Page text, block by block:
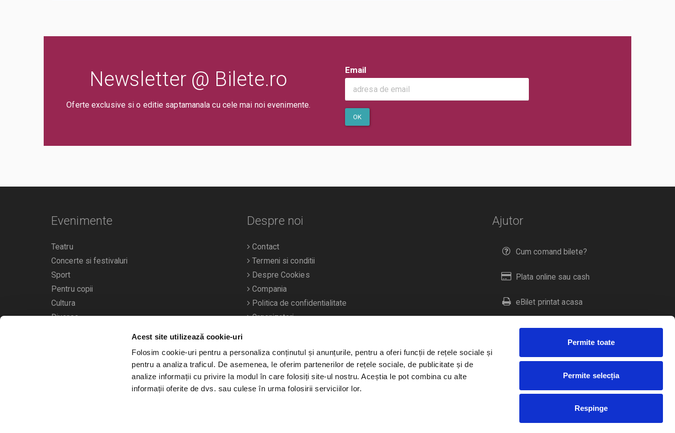
Acest site utilizează cookie-uri
Folosim cookie-uri pentru a personaliza conținutul și anunțurile, pentru a oferi funcții de rețele sociale și
pentru a analiza traficul. De asemenea, le oferim partenerilor de rețele sociale, de publicitate și de
analize informații cu privire la modul în care folosiți site-ul nostru. Aceștia le pot combina cu alte
informații oferite de dvs. sau culese în urma folosirii serviciilor lor.
Permite toate
Permite selecția
Respinge
Newsletter @ Bilete.ro
Oferte exclusive si o editie saptamanala cu cele mai noi evenimente.
Email
OK
Ajutor
Cum comand bilete?
Plata online sau cash
eBilet printat acasa
Livrare prin curier
Duplicare bilete
Evenimente
Teatru
Concerte si festivaluri
Sport
Pentru copii
Cultura
Diverse
Calendarul evenimentelor
Despre noi
Contact
Termeni si conditii
Despre Cookies
Compania
Politica de confidentialitate
Organizatori